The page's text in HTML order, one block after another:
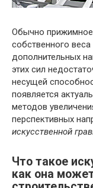
Обычно прижимное
собственного веса
дополнительных
этих сил
несущей
появляется
методов
перспективных
искусственной
Что такое
как она